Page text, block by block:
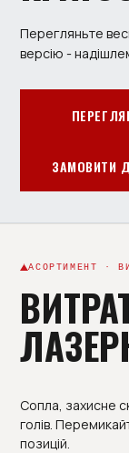
Перегляньте
версію -
ЗАМОВИТИ
АСОРТИМЕНТ ·
Сопла, захисне
голів.
позицій.